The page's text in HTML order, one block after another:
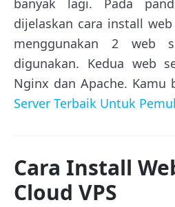
dijelaskan cara install
menggunakan 2 web
digunakan. Kedua web
Nginx dan Apache. Kamu
Server Terbaik Untuk
Cara Install
Cloud VPS